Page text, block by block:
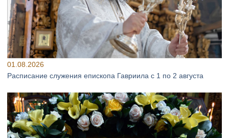
01.08.2026
Расписание служения епископа Гавриила с 1 по 2 августа